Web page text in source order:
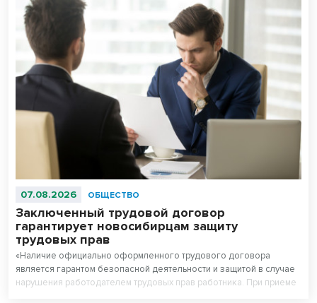
07.08.2026 ОБЩЕСТВО
Заключенный трудовой договор
гарантирует новосибирцам защиту
трудовых прав
«Наличие официально оформленного трудового договора
является гарантом безопасной деятельности и защитой в случае
нарушения работодателем трудовых прав работника. При приеме